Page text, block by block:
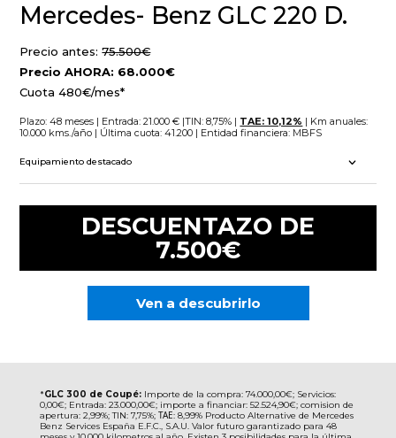
Mercedes- Benz GLC 220 D.
Precio antes:75.500€
Precio AHORA: 68.000€
Cuota480€/mes*
Plazo: 48 meses | Entrada: 21.000 € |TIN: 8,75% | TAE: 10,12% | Km anuales:
10.000 kms./año | Última cuota: 41.200 | Entidad financiera: MBFS
Equipamiento destacado
DESCUENTAZO DE
7.500€
Ven a descubrirlo
*GLC 300 de Coupé: Importe de la compra: 74.000,00€; Servicios:
0,00€; Entrada: 23.000,00€; importe a financiar: 52.524,90€; comision de
apertura: 2,99%; TIN: 7,75%; ΤΑΕ: 8,99% Producto Alternative de Mercedes
Benz Services España E.F.C., S.A.U. Valor futuro garantizado para 48